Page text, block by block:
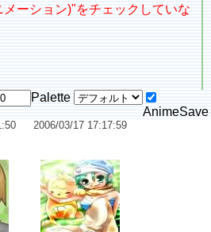
ーション)"をチェックしていな
Palette
AnimeSave
2006/03/17 17:17:59